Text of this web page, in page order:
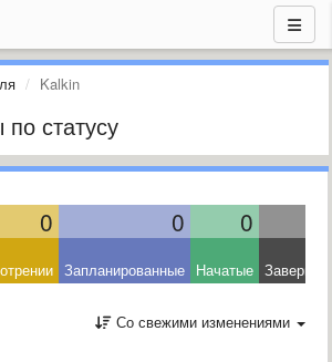
Kalkin
статусу
0 0 0
Запланированные Начатые
Со свежими изменениями